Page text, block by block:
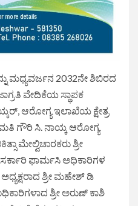
ಮಧ್ಯವರ್ಜನ 2032ನೇ ಶಿಬಿರದ
ವೇದಿಕೆಯ ಸ್ಥಾಪಕ
ಆರೋಗ್ಯ ಇಲಾಖೆಯ ಕ್ಷೇತ್ರ
ಗೌರಿ ಸಿ. ನಾಯ್ಕ ಆರೋಗ್ಯ
ಮೇಲ್ವಿಚಾರಕರು ಶ್ರೀ
ಫಾರ್ಮಸಿ ಅಧಿಕಾರಿಗಳ
ಶ್ರೀ ಮಹೇಶ್ ಡಿ
ಶ್ರೀ ಅರುಣ್ ಕಾಶಿ